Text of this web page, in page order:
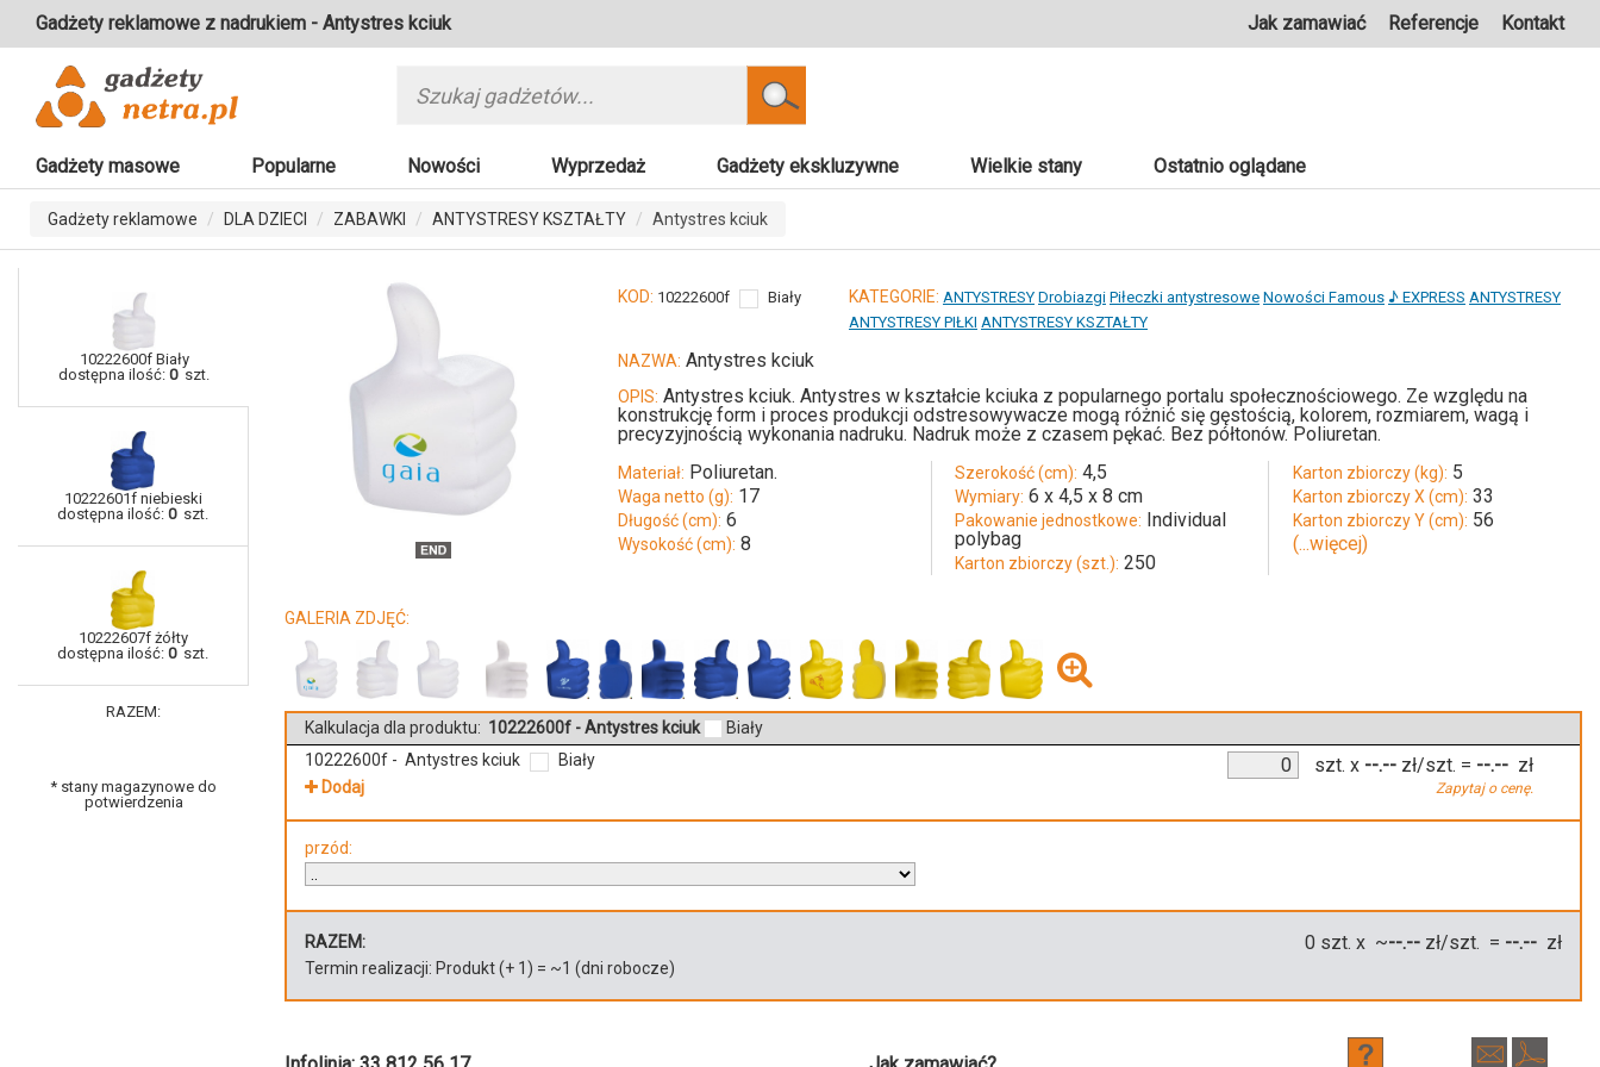
Gadżety reklamowe z nadrukiem - Antystres kciuk Jak zamawiać Referencje Kontakt
Szukaj
Gadżety masowe Popularne Nowości Wyprzedaż Gadżety ekskluzywne Wielkie stany Ostatnio oglądane
Gadżety reklamowe DLA DZIECI ZABAWKI ANTYSTRESY KSZTAŁTY Antystres kciuk
10222600f Biały
dostępna ilość: 0szt.
10222601f niebieski
dostępna ilość: 0szt.
10222607f żółty
dostępna ilość: 0szt.
RAZEM:
* stany magazynowe do
potwierdzenia
KOD: 10222600f Biały KATEGORIE: ANTYSTRESY Drobiazgi Piłeczki antystresowe Nowości Famous ♪ EXPRESS ANTYSTRESY
ANTYSTRESY PIŁKI ANTYSTRESY KSZTAŁTY
NAZWA: Antystres kciuk
OPIS: Antystres kciuk. Antystres w kształcie kciuka z popularnego portalu społecznościowego. Ze względu na
konstrukcję form i proces produkcji odstresowywacze mogą różnić się gęstością, kolorem, rozmiarem, wagą i
precyzyjnością wykonania nadruku. Nadruk może z czasem pękać. Bez półtonów. Poliuretan.
Materiał: Poliuretan.
Waga netto (g): 17
Długość (cm): 6
Wysokość (cm): 8
Szerokość (cm): 4,5
Wymiary: 6 x 4,5 x 8 cm
Pakowanie jednostkowe:
polybag
Karton zbiorczy (szt.): 250
Karton zbiorczy (kg): 5
Karton zbiorczy X (cm): 33
Karton zbiorczy Y (cm): 56
(...więcej)
GALERIA ZDJĘĆ:
Kalkulacja dla produktu: 10222600f - Antystres kciuk
Biały
10222600f - Antystres kciuk
Biały szt. x --.-- zł/szt.
Zapytaj o cenę.
= --.-- zł
Dodaj
przód:
RAZEM: 0 szt. x ~--.-- zł/szt. = --.-- zł
Termin realizacji: Produkt(+ 1 ) = ~1 (dni robocze)